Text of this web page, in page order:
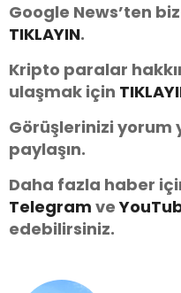
Google News’ten
TIKLAYIN.
Kripto paralar
ulaşmak için
Görüşlerinizi yorum
paylaşın.
Daha fazla haber
Telegram veYou
edebilirsiniz.